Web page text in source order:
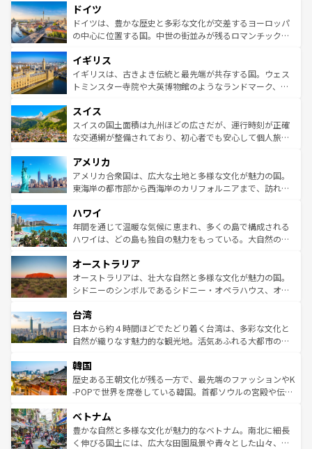
せる。地方によって風土や気候が異なるスペインはその個
性で訪れる人を魅了する。 なお、新着のスペイン情報は コ
ンテンツ一覧を参照してほしい。
で、幅広い魅力が詰まっている。華麗な宮殿、歴史的な大
聖堂、美しいビーチ、そして豊かな自然が、訪れる者を心
から魅了する。また、フランスは美食の国としても知ら
いる。シャンパンの発祥地であるランス、プロヴァンスの
香り高いラベンダー畑など、多彩な楽しみ方が可能だ。さ
らに、パリ以外の地域にも魅力が溢れており、どの街角に
れる地方に足を運ぶとそれぞれで全く異なる文化を体験で
きるだろう。 なお、新着のフランス情報はコンテンツ一覧
を参照してほしい。
ドイツ
ドイツは、豊かな歴史と多彩な文化が交差するヨーロッパ
の中心に位置する国。中世の街並みが残るロマンチック街
顔を持つこの国は、どこを歩いても飽きることがない。ベ
ルリンの文化的活気、バイエルン州のアルプスの絶景、そ
してライン川沿いのワイン畑といった風景は必見。ビール
は、お酒好きな人にはぜひ体験してほしい。 なお、新着の
ドイツ情報はコンテンツ一覧を参照してほしい。
イギリス
イギリスは、古きよき伝統と最先端が共存する国。ウェス
トミンスター寺院や大英博物館のようなランドマーク、歴
リアごとに異なる魅力がある。また、優雅なアフタヌーン
ティー、ビール好きにはたまらない英国パブ、サッカー観
戦など、本場だからこそできる体験も豊富。イギリスを旅
ンツ一覧を参照してほしい。
スイス
スイスの国土面積は九州ほどの広さだが、運行時刻が正確
な交通網が整備されており、初心者でも安心して個人旅行
の建物がそのまま残る町や、スイスならではのユニークな
博物館もあり、アルプス観光だけでなく町歩きも満喫する
ことができる。国民の所得が高いため物価も高いが、旅行
ば市内交通費無料で観光を楽しむこともできる。 なお、新
着のスイス情報はコンテンツ一覧 を参照してほしい。
アメリカ
アメリカ合衆国は、広大な土地と多様な文化が魅力の国。
東海岸の都市部から西海岸のカリフォルニアまで、訪れる
のような巨大都市は、観光、ショッピング、エンターテイ
ンメントが詰まった刺激的なスポットだ。一方、アメリカ
西部には大自然が広がり、グランドキャニオンやイエロー
部のニューオーリンズでは、音楽と美食が融合した独特の
文化が魅力。旅行者はアメリカの各地域で異なる魅力を楽
しみながら、その多様性と豊かな歴史を感じることができ
ならではの贅沢な旅のスタイルだ。 なお、新着のアメリカ
情報はコンテンツ一覧を参照してほしい。
ハワイ
年間を通じて温暖な気候に恵まれ、多くの島で構成される
ハワイは、どの島も独自の魅力をもっている。大自然の神
ワイ島は見逃せない。また、定番の観光地といえばオアフ
島だが、静かな自然を求めるならマウイ島やカウアイ島が
おすすめ。エメラルドグリーンに輝く海をはじめ、豊かな
れるおもてなしの心で訪れる人々を迎えてくれるハワイの
人々、おいしいローカルフードやハワイアンミュージッ
ク、伝統的なフラダンスなど、すべてがハワイの魅力を彩
ワイを、存分に味わってほしい。 なお、新着のハワイ情報
はコンテンツ一覧を参照してほしい。
オーストラリア
オーストラリアは、壮大な自然と多様な文化が魅力の国。
シドニーのシンボルであるシドニー・オペラハウス、オー
リアリーフや大陸中央部にそびえるウルル（エアーズロッ
ク）、タスマニアの美しい原生林やケアンズの熱帯雨林な
ど、見どころがたくさん。また、カフェやワイン、オージ
いる。アクティビティも充実しており、サーフィンやダイ
ビング、ハイキングなど、アウトドア好きにはたまらな
い。オーストラリアの多彩な魅力を存分に味わいつくそ
参照してほしい。
台湾
日本から約４時間ほどでたどり着く台湾は、多彩な文化と
自然が織りなす魅力的な観光地。活気あふれる大都市の台
ン）、静ひつな山岳地帯である台湾東部など、都市の喧騒
と山間の静けさが共存しており、訪れる人に新しい発見と
驚きをもたらしてくれる。また、奥深い台湾の食文化も魅
容にもいいと評判のスイーツなど、バラエティ豊かな料理
が味わえる。 なお、新着の台湾情報は コンテンツ一覧を参
照してほしい。
韓国
歴史ある王朝文化が残る一方で、最先端のファッションやK
-POPで世界を席巻している韓国。首都ソウルの宮殿や伝統
き、地方に足を延ばせば四季折々の自然美を楽しむことが
できる。そして、キムチや焼肉、絶品のストリートフード
まで、さまざまな韓国料理が待っている。夜には、韓国な
ベトナム
豊かな自然と多様な文化が魅力的なベトナム。南北に細長
く伸びる国土には、広大な田園風景や青々とした山々、世